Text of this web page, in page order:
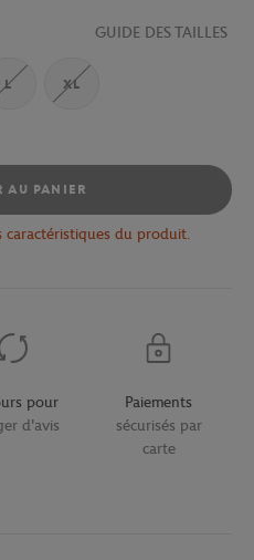
GUIDE DES TAILLES
L XL
AU PANIER
caractéristiques du produit.
pour
d'avis
Paiements
sécurisés par
carte